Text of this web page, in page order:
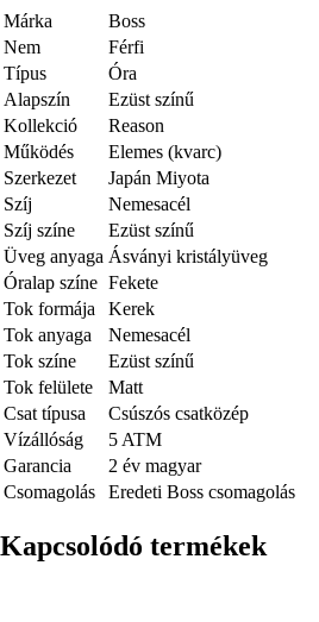
Márka
Boss
Nem
Férfi
Típus
Óra
Alapszín
Ezüst színű
Kollekció
Reason
Működés
Elemes (kvarc)
Szerkezet
Japán Miyota
Szíj
Nemesacél
Szíj színe
Ezüst színű
Üveg anyaga Ásványi kristályüveg
Óralap színe Fekete
Tok formája
Kerek
Tok anyaga
Nemesacél
Tok színe
Ezüst színű
Tok felülete
Matt
Csat típusa
Csúszós csatközép
Vízállóság
5 ATM
Garancia
2 év magyar
Csomagolás
Eredeti Boss csomagolás
Kapcsolódó termékek